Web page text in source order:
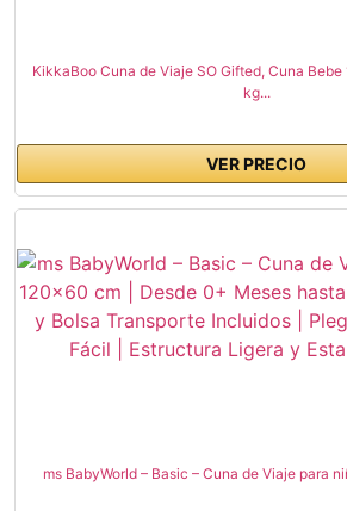
KikkaBoo Cuna de Viaje SO Gifted, Cuna
kg...
VER PRECIO
ms BabyWorld – Basic – Cuna de Viaje para